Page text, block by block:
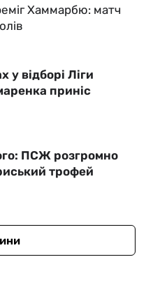
Хаммарбю: матч
відборі Ліги
приніс
ПСЖ розгромно
трофей